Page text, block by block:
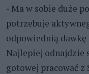
- Ma w sobie duże
potrzebuje
odpowiednią dawkę
Najlepiej odnajdzie
gotowej pracować z